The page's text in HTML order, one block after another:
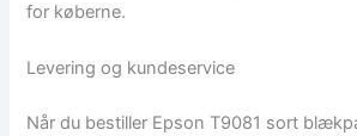
for køberne.
Levering og kundeservice
Når du bestiller Epson T9081 sort